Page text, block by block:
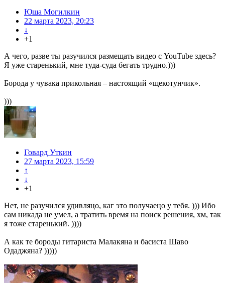
Юша Могилкин
22 марта 2023, 20:23
↓
+1
А чего, разве ты разучился размещать видео с YouTube здесь?
Я уже старенький, мне туда-суда бегать трудно.)))
Борода у чувака прикольная – настоящий «щекотунчик».
)))
Говард Уткин
27 марта 2023, 15:59
↑
↓
+1
Нет, не разучился удивляцо, каг это получаецо у тебя. ))) Ибо
сам никада не умел, а тратить время на поиск решения, хм, так
я тоже старенький. ))))
А как те бороды гитариста Малакяна и басиста Шаво
Одаджяна? )))))